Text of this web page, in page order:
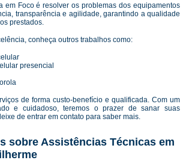
em Foco é resolver os problemas dos equipamentos
transparência e agilidade, garantindo a qualidade
prestados.
conheça outros trabalhos como:
presencial
de forma custo-benefício e qualificada. Com um
e cuidadoso, teremos o prazer de sanar suas
de entrar em contato para saber mais.
sobre Assistências Técnicas em